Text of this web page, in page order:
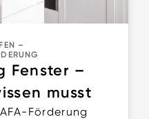
–
Fenster –
musst
Förderung